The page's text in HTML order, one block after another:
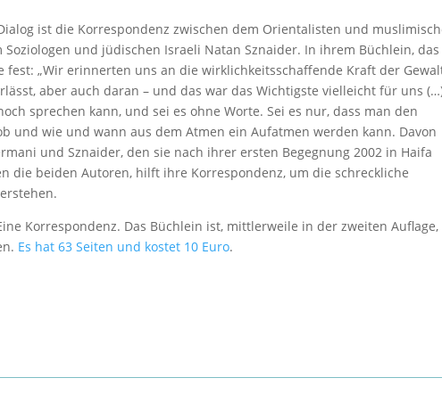
ist die Korrespondenz zwischen dem Orientalisten und
und jüdischen Israeli Natan Sznaider. In ihrem Büchlein, das
fest: „Wir erinnerten uns an die wirklichkeitsschaffende Kraft der
aber auch daran – und das war das Wichtigste vielleicht für uns
sprechen kann, und sei es ohne Worte. Sei es nur, dass man den
und wie und wann aus dem Atmen ein Aufatmen werden kann. Davon
und Sznaider, den sie nach ihrer ersten Begegnung 2002 in Haifa
die beiden Autoren, hilft ihre Korrespondenz, um die schreckliche
Korrespondenz. Das Büchlein ist, mittlerweile in der zweiten Auflage,
Es hat 63 Seiten und kostet 10 Euro.